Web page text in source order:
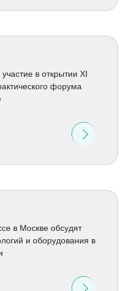
в открытии XI
форума
в Москве обсудят
и оборудования в